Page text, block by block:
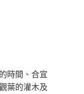
時間、合宜
葉的灌木及